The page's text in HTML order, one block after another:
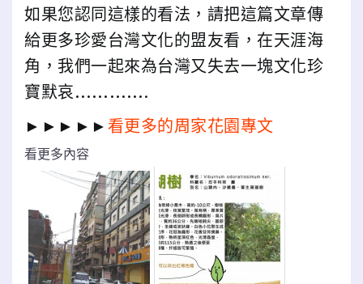
如果您認同這樣的看法，請把這篇文章傳
給更多珍愛台灣文化的盟友看，在天涯海
角，我們一起來為台灣又失去一塊文化珍
寶默哀………….
►►►►► 看更多的周家花園專文
看更多內容